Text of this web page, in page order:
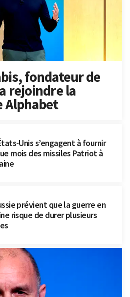
fondateur de
rejoindre la
Alphabet
Unis s’engagent à fournir
mois des missiles Patriot à
prévient que la guerre en
risque de durer plusieurs